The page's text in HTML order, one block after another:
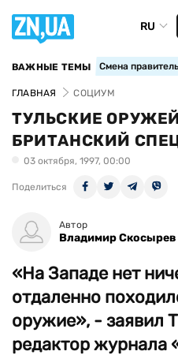
RU
ВАЖНЫЕ ТЕМЫ Смена
ГЛАВНАЯ СОЦИУМ
ТУЛЬСКИЕ
БРИТАНСКИЙ
03 октября, 1997, 00:00
Поделиться
Автор
Владимир Скосырев
«На Западе нет
отдаленно
оружие», - заявил
редактор журнала